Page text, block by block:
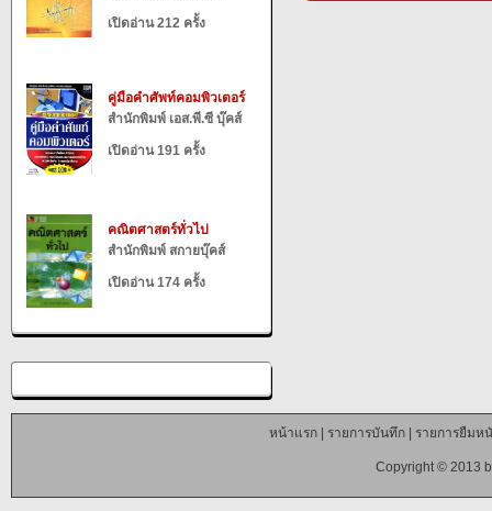
เปิดอ่าน 212 ครั้ง
คู่มือคำศัพท์คอมพิวเตอร์
สำนักพิมพ์ เอส.พี.ซี บุ๊คส์
เปิดอ่าน 191 ครั้ง
คณิตศาสตร์ทั่วไป
สำนักพิมพ์ สกายบุ๊คส์
เปิดอ่าน 174 ครั้ง
หน้าแรก| รายการบันทึก| รายการยืมห
Copyright © 2013